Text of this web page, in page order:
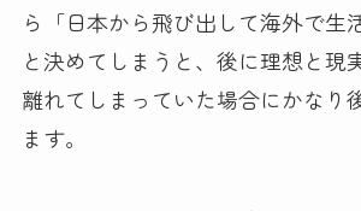
ら「日本から飛び出して海外で生
と決めてしまうと、後に理想と現
離れてしまっていた場合にかなり
ます。